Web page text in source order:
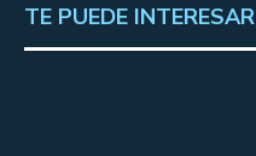
TE PUEDE INTERESAR